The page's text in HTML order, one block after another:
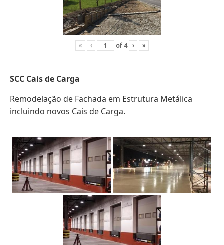
« ‹ of 4 › »
SCC Cais de Carga
Remodelação de Fachada em Estrutura Metálica
incluindo novos Cais de Carga.